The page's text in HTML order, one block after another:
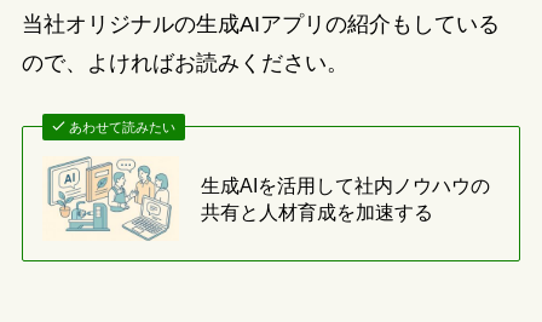
当社オリジナルの生成AIアプリの紹介もしている
ので、よければお読みください。
あわせて読みたい
生成AIを活用して社内ノウハウの
共有と人材育成を加速する